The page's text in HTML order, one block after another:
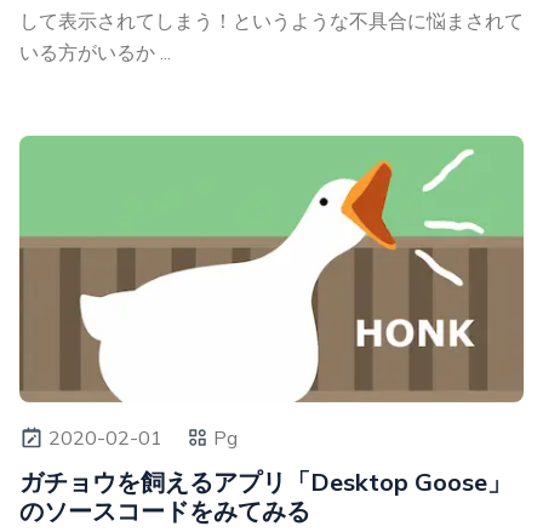
して表示されてしまう！というような不具合に悩まされて
いる方がいるか ...
2020-02-01 Pg
ガチョウを飼えるアプリ「Desktop Goose」
のソースコードをみてみる